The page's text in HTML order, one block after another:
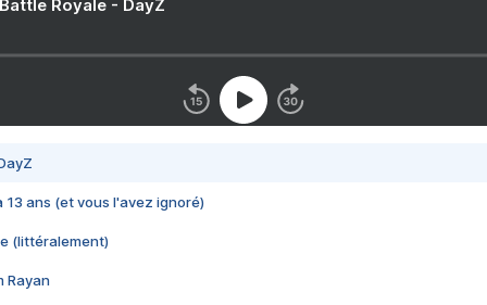
Royale - DayZ
13 ans (et vous l'avez ignoré)
(littéralement)
Rayan